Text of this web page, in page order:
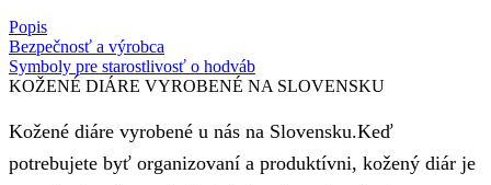
Popis
Bezpečnosť a výrobca
Symboly pre starostlivosť o hodváb
KOŽENÉ DIÁRE VYROBENÉ NA SLOVENSKU
Kožené diáre vyrobené u nás na Slovensku.Keď
potrebujete byť organizovaní a produktívni, kožený diár je